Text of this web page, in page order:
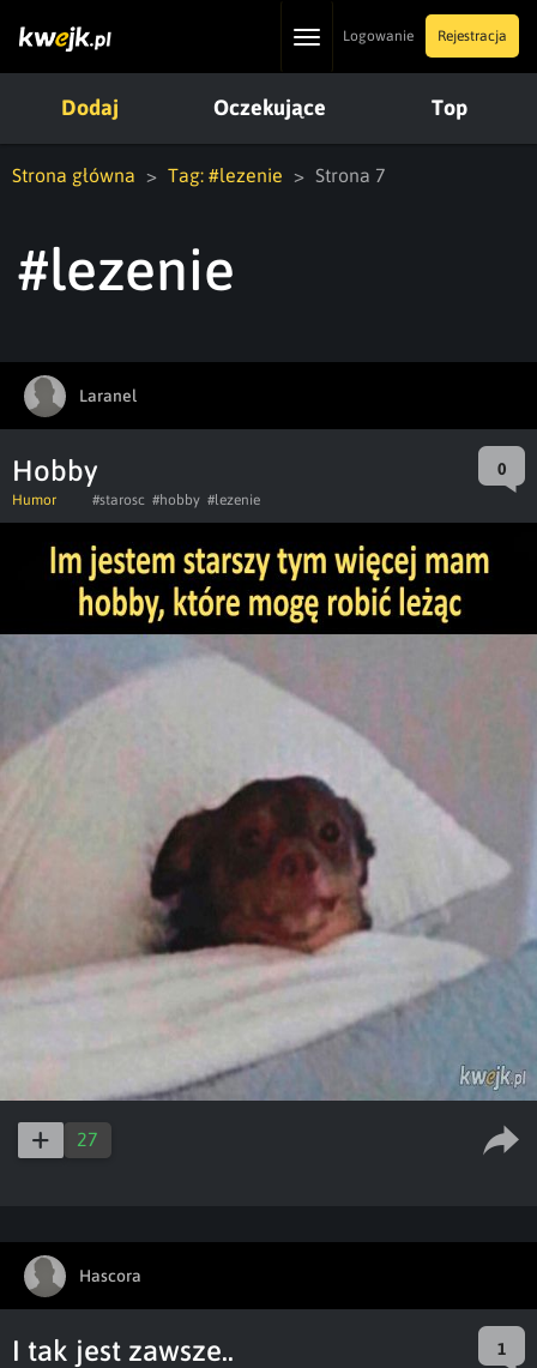
ToggleLogowanie Rejestracja
Dodaj Oczekujące Top
Strona główna Tag: #lezenie Strona 7
#lezenie
Laranel
Hobby 0
Humor #starosc #hobby #lezenie
27
Hascora
I tak jest zawsze.. 1